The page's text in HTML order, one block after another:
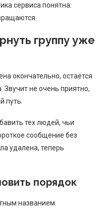
сервиса понятна:
группу уже
окончательно, остаётся
Звучит не очень приятно,
путь.
тех людей, чьи
сообщение без
удалена, теперь
порядок
названием.